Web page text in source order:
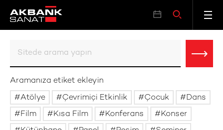
Aramanıza etiket ekleyin
Atölye
Çevrimiçi Etkinlik Çocuk
Dans
Film
Kısa Film Konferans
Konser